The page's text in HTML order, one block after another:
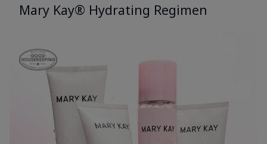
Mary Kay® Hydrating Regimen